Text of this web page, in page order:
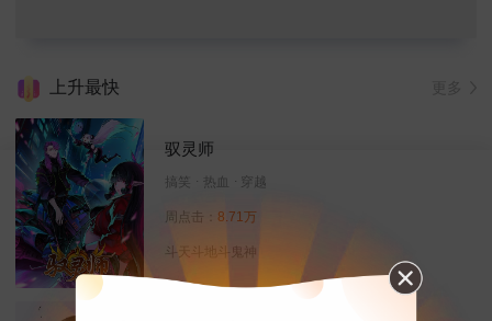
上升最快
驭灵师
搞笑 热血 穿越
周点击： 8.71万
斗天斗地斗鬼神